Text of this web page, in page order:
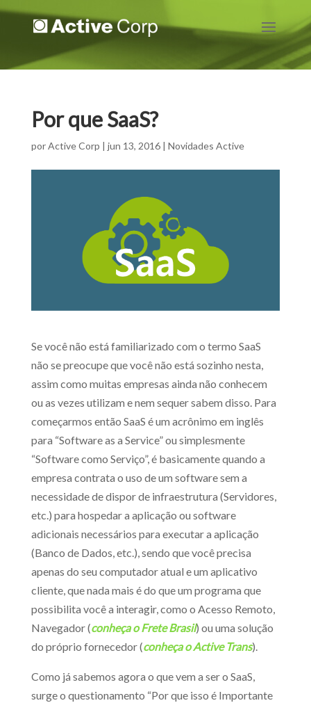
Por que SaaS?
porActive Corp | jun 13, 2016| Novidades Active
Se você não está familiarizado com o termo SaaS
não se preocupe que você não está sozinho nesta,
assim como muitas empresas ainda não conhecem
ou as vezes utilizam e nem sequer sabem disso. Para
começarmos então SaaS é um acrônimo em inglês
para “Software as a Service” ou simplesmente
“Software como Serviço”, é basicamente quando a
empresa contrata o uso de um software sem a
necessidade de dispor de infraestrutura (Servidores,
etc.) para hospedar a aplicação ou software
adicionais necessários para executar a aplicação
(Banco de Dados, etc.), sendo que você precisa
apenas do seu computador atual e um aplicativo
cliente, que nada mais é do que um programa que
possibilita você a interagir, como o Acesso Remoto,
Navegador (conheça o Frete Brasil) ou uma solução
do próprio fornecedor (conheça o Active Trans).
Como já sabemos agora o que vem a ser o SaaS,
surge o questionamento “Por que isso é Importante